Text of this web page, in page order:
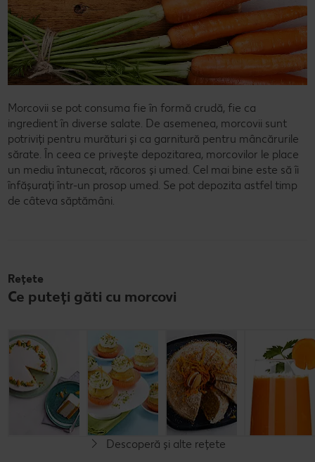
Morcovii se pot consuma fie în formă crudă, fie ca
ingredient în diverse salate. De asemenea, morcovii sunt
potriviți pentru murături și ca garnitură pentru mâncărurile
sărate. În ceea ce privește depozitarea, morcovilor le place
un mediu întunecat, răcoros și umed. Cel mai bine este să îi
înfășurați într-un prosop umed. Se pot depozita astfel timp
de câteva săptămâni.
Rețete
Ce puteți găti cu morcovi
Tort de
morcovi
Cel mult 60 minute
Rafinat
Brioșe cu
morcov
Cel mult 60 minute
Rafinat
Cheesecake cu
morcovi
Descoperă și alte rețete